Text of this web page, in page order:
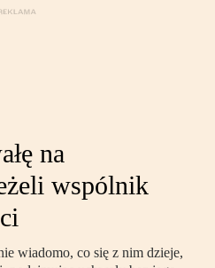
na
wspólnik
wiadomo, co się z nim dzieje,